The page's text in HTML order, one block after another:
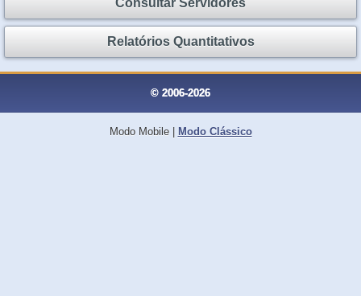
Consultar Servidores
Relatórios Quantitativos
© 2006-2026
Modo Mobile| Modo Clássico